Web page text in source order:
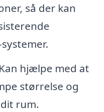
så der kan
Kan hjælpe med at
størrelse og
rum.